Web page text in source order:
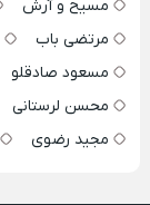
مسیح و آرش
مرتضی باب
مسعود صادقلو
محسن لرستانی
مجید رضوی